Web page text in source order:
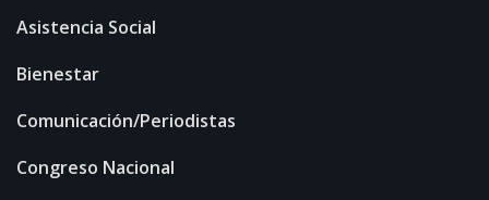
Asistencia Social
Bienestar
Comunicación/Periodistas
Congreso Nacional